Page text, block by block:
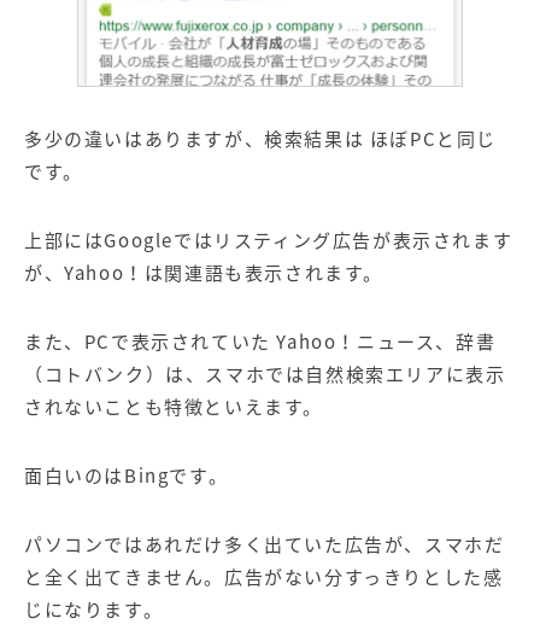
多少の違いはありますが、検索結果は ほぼPCと同じ
です。
上部にはGoogleではリスティング広告が表示されます
が、Yahoo！は関連語も表示されます。
また、PCで表示されていた Yahoo！ニュース、辞書
（コトバンク）は、スマホでは自然検索エリアに表示
されないことも特徴といえます。
面白いのはBingです。
パソコンではあれだけ多く出ていた広告が、スマホだ
と全く出てきません。広告がない分すっきりとした感
じになります。